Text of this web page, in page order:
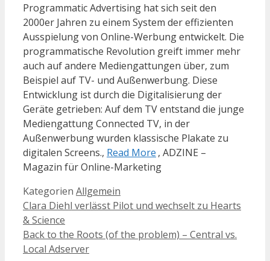
Programmatic Advertising hat sich seit den
2000er Jahren zu einem System der effizienten
Ausspielung von Online-Werbung entwickelt. Die
programmatische Revolution greift immer mehr
auch auf andere Mediengattungen über, zum
Beispiel auf TV- und Außenwerbung. Diese
Entwicklung ist durch die Digitalisierung der
Geräte getrieben: Auf dem TV entstand die junge
Mediengattung Connected TV, in der
Außenwerbung wurden klassische Plakate zu
digitalen Screens., Read More , ADZINE –
Magazin für Online-Marketing
Kategorien Allgemein
Clara Diehl verlässt Pilot und wechselt zu Hearts
& Science
Back to the Roots (of the problem) – Central vs.
Local Adserver